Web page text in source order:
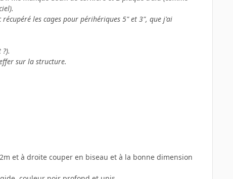
récupéré les cages pour périhériques 5" et 3", que j'ai
sur la structure.
et à droite couper en biseau et à la bonne dimension